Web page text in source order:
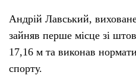
Андрій Лавський,
зайняв перше місце зі
17,16 м та виконав
спорту.